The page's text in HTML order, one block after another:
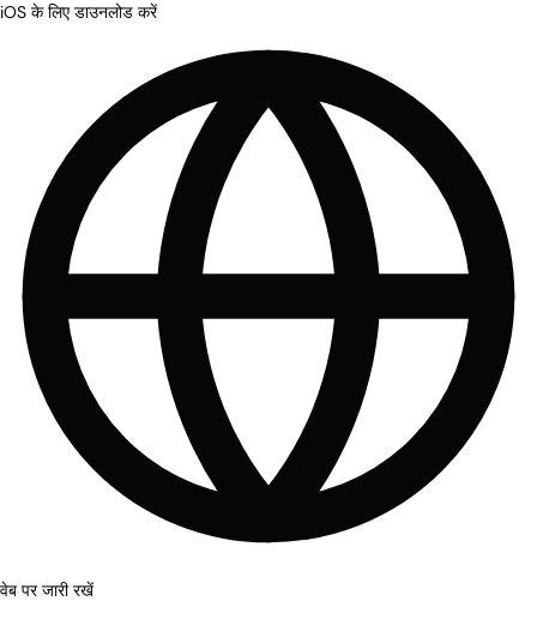
iOS के लिए डाउनलोड करें
वेब पर जारी रखें